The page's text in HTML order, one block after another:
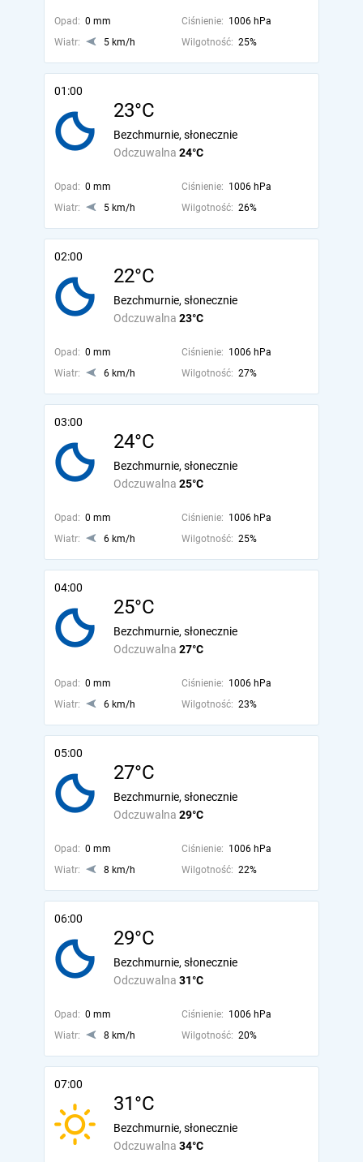
Opad: 0 mm Ciśnienie: 1006 hPa
Wiatr:
5 km/h Wilgotność: 25%
01:00
23°C
Odczuwalna 24°C
Bezchmurnie, słonecznie
Opad: 0 mm Ciśnienie: 1006 hPa
Wiatr:
5 km/h Wilgotność: 26%
02:00
22°C
Odczuwalna 23°C
Bezchmurnie, słonecznie
Opad: 0 mm Ciśnienie: 1006 hPa
Wiatr:
6 km/h Wilgotność: 27%
03:00
24°C
Odczuwalna 25°C
Bezchmurnie, słonecznie
Opad: 0 mm Ciśnienie: 1006 hPa
Wiatr:
6 km/h Wilgotność: 25%
04:00
25°C
Odczuwalna 27°C
Bezchmurnie, słonecznie
Opad: 0 mm Ciśnienie: 1006 hPa
Wiatr:
6 km/h Wilgotność: 23%
05:00
27°C
Odczuwalna 29°C
Bezchmurnie, słonecznie
Opad: 0 mm Ciśnienie: 1006 hPa
Wiatr:
8 km/h Wilgotność: 22%
06:00
29°C
Odczuwalna 31°C
Bezchmurnie, słonecznie
Opad: 0 mm Ciśnienie: 1006 hPa
Wiatr:
8 km/h Wilgotność: 20%
07:00
31°C
Odczuwalna 34°C
Bezchmurnie, słonecznie